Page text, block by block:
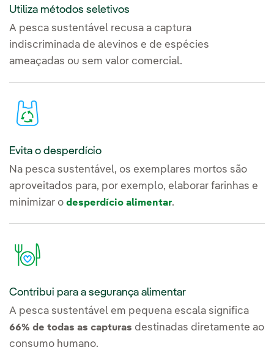
Utiliza métodos seletivos
A pesca sustentável recusa a captura
indiscriminada de alevinos e de espécies
ameaçadas ou sem valor comercial.
Evita o desperdício
Na pesca sustentável, os exemplares mortos são
aproveitados para, por exemplo, elaborar farinhas e
minimizar o desperdício alimentar.
Contribui para a segurança alimentar
A pesca sustentável em pequena escala significa
66% de todas as capturas destinadas diretamente ao
consumo humano.